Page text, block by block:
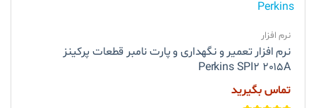
نرم افزار
نرم افزار تعمیر و نگهداری و پارت نامبر قطعات پرکینز
Perkins SPI2 2015A
تماس بگیرید